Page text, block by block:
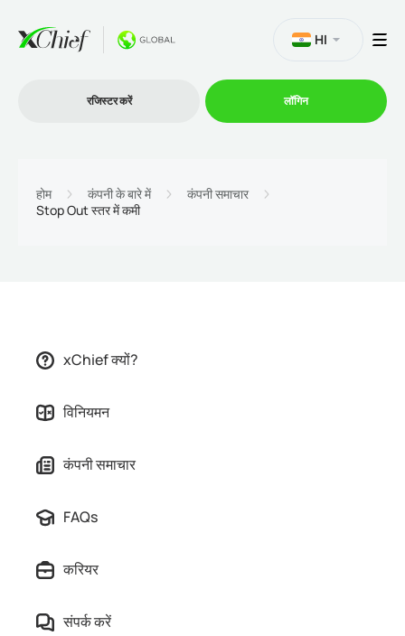
भागीदारों के लिये
HI
रजिस्टर करें लॉगिन
होम कंपनी के बारे में
कंपनी समाचार
Stop Out स्तर में कमी
xChief क्यों?
विनियमन
कंपनी समाचार
FAQs
करियर
संपर्क करें